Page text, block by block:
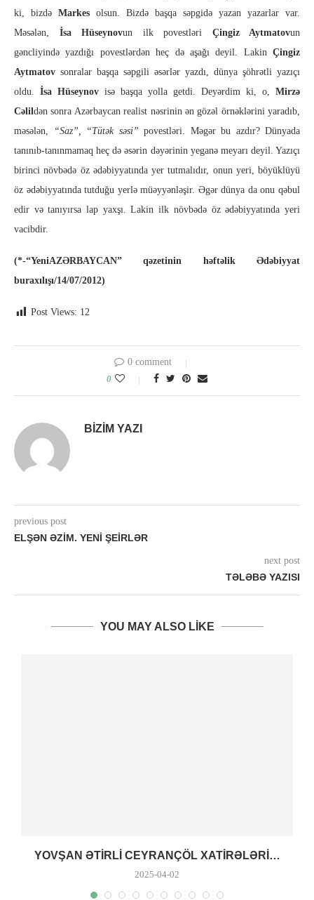
ki, bizdə Markes olsun. Bizdə başqa səpgidə yazan yazarlar var.
Məsələn, İsa Hüseynovun ilk povestləri Çingiz Aytmatovun
gəncliyində yazdığı povestlərdən heç də aşağı deyil. Lakin Çingiz
Aytmatov sonralar başqa səpgili əsərlər yazdı, dünya şöhrətli yazıçı
oldu. İsa Hüseynov isə başqa yolla getdi. Deyərdim ki, o, Mirzə
Cəlildən sonra Azərbaycan realist nəsrinin ən gözəl örnəklərini yaradıb,
məsələn,
“Saz”, “Tütək səsi” povestləri. Məgər bu azdır? Dünyada
tanınıb-tanınmamaq heç də əsərin dəyərinin yeganə meyarı deyil. Yazıçı
birinci növbədə öz ədəbiyyatında yer tutmalıdır, onun yeri, böyüklüyü
öz ədəbiyyatında tutduğu yerlə müəyyənləşir. Əgər dünya da onu qəbul
edir və tanıyırsa lap yaxşı. Lakin ilk növbədə öz ədəbiyyatında yeri
vacibdir.
(*-“YeniAZƏRBAYCAN” qəzetinin həftəlik Ədəbiyyat
buraxılışı/14/07/2012)
Post Views: 12
0 comment
0
BIZIM YAZI
previous post
ELŞƏN ƏZIM. YENI ŞEIRLƏR
next post
TƏLƏBƏ YAZISI
YOU MAY ALSO LIKE
YOVŞAN ƏTIRLI CEYRANÇÖL XATIRƏLƏRI…
2025-04-02